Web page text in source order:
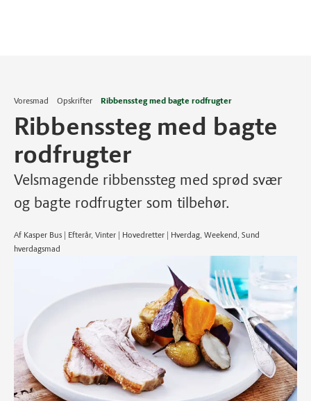
Voresmad Opskrifter Ribbenssteg med bagte rodfrugter
Ribbenssteg med bagte
rodfrugter
Velsmagende ribbenssteg med sprød svær
og bagte rodfrugter som tilbehør.
Af Kasper Bus | Efterår, Vinter | Hovedretter | Hverdag, Weekend, Sund
hverdagsmad